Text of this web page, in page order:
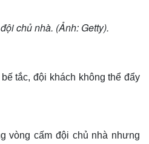
chủ nhà. (Ảnh: Getty).
tắc, đội khách không thể đẩy
vòng cấm đội chủ nhà nhưng